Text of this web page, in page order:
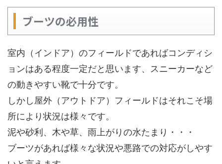
ブーツの必用性
室内（インドア）のフィールドであればコンディシ
ョンはある程度一定だと思います、スニーカーなど
の動きやすい靴で十分です。
しかし屋外（アウトドア）フィールドはそれこそ場
所により状況は様々です。
泥や砂利、木や草、雨上がりの水たまり・・・
ブーツがあれば様々な状況や悪路での対応がしやす